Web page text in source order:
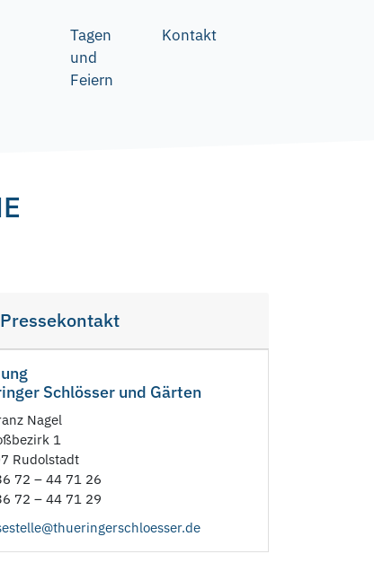
Tagen
und
Feiern
Kontakt
Pressekontakt
Schlösser und Gärten
Nagel
1
Rudolstadt
72 – 44 71 26
72 – 44 71 29